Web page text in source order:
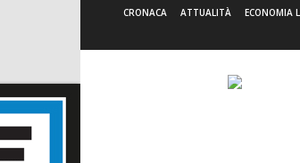
CRONACA ATTUALITÀ ECONOMIA